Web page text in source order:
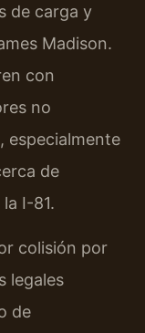
de carga y
Madison.
con
no
especialmente
de
I-81.
colisión por
legales
de